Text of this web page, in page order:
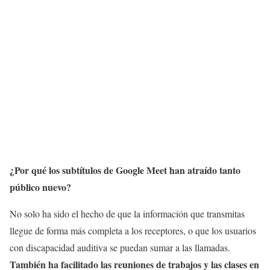
¿Por qué los subtítulos de Google Meet han atraído tanto
público nuevo?
No solo ha sido el hecho de que la información que transmitas
llegue de forma más completa a los receptores, o que los usuarios
con discapacidad auditiva se puedan sumar a las llamadas.
También ha facilitado las reuniones de trabajos y las clases en